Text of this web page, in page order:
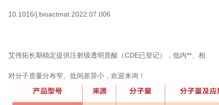
10.1016/j.bioactmat.2022.07.006
艾伟拓长期稳定提供注射级透明质酸（CDE已登记），低内**、相
对分子质量分布窄、批间差异小，欢迎来询！